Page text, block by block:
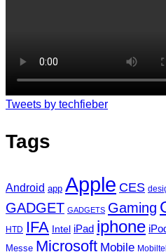
Tweets by techfieber
Tags
Android app Apple CES
GADGET GADGETS Gaming
HTD IFA Intel iPad iphone
Messe Microsoft Mobile